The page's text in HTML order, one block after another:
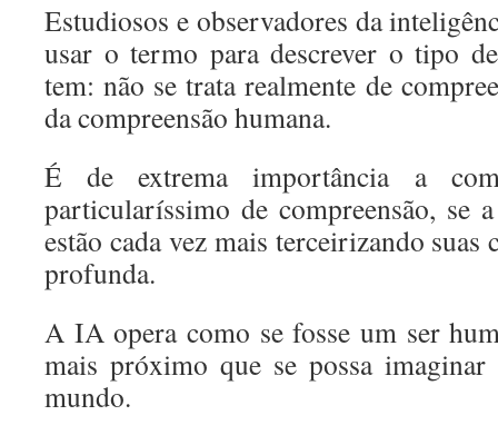
Estudiosos e observadores da
usar o termo para descrever o tipo
tem: não se trata realmente de
da compreensão humana.
É de extrema importância a
particularíssimo de compreensão, se
estão cada vez mais terceirizando suas
profunda.
A IA opera como se fosse um ser
mais próximo que se possa
mundo.